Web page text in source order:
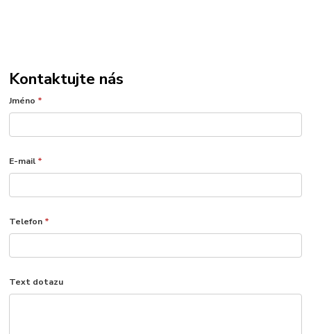
Kontaktujte nás
Jméno *
E-mail *
Telefon *
Text dotazu